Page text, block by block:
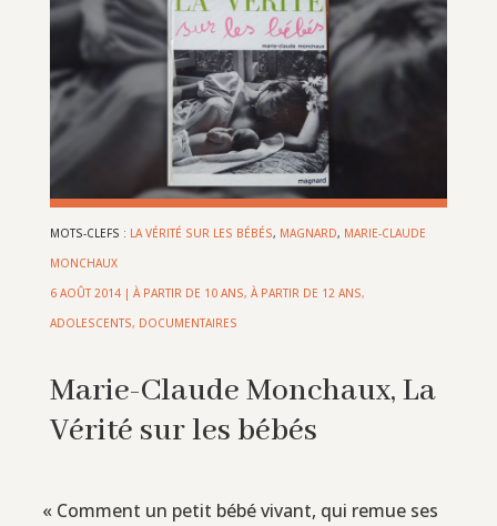
MOTS-CLEFS : LA VÉRITÉ SUR LES BÉBÉS, MAGNARD, MARIE-CLAUDE
MONCHAUX
6 AOÛT 2014| À PARTIR DE 10 ANS, À PARTIR DE 12 ANS,
ADOLESCENTS, DOCUMENTAIRES
Marie-Claude Monchaux, La
Vérité sur les bébés
« Comment un petit bébé vivant, qui remue ses